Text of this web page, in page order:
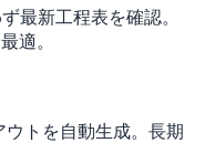
最新工程表を確認。
適。
トを自動生成。長期